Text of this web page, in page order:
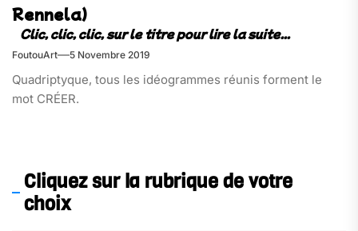
Rennela)
FoutouArt 5 Novembre 2019
Quadriptyque, tous les idéogrammes réunis forment le
mot CRÉER.
Cliquez sur la rubrique de votre
choix